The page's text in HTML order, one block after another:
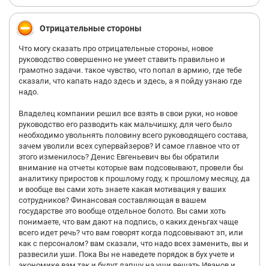
Отрицательные стороны
Что могу сказать про отрицательные стороны, новое
руководство совершенно не умеет ставить правильно и
грамотно задачи. такое чувство, что попал в армию, где тебе
сказали, что капать надо здесь и здесь, а я пойду узнаю где
надо.
Владелец компании решил все взять в свои руки, но новое
руководство его разводить как мальчишку, для чего было
необходимо увольнять половину всего руководящего состава,
зачем уволили всех супервайзеров? И самое главное что от
этого изменилось? Денис Евгеньевич вы бы обратили
внимание на отчеты которые вам подсовывают, провели бы
аналитику приростов к прошлому году, к прошлому месяцу, да
и вообще вы сами хоть знаете какая мотивация у ваших
сотрудников? Финансовая составляющая в вашем
государстве это вообще отдельное болото. Вы сами хоть
понимаете, что вам дают на подпись, о каких деньгах чаще
всего идет речь? что вам говорят когда подсовывают зп, или
как с персоналом? вам сказали, что надо всех заменить, вы и
развесили уши. Пока Вы не наведете порядок в бух учете и